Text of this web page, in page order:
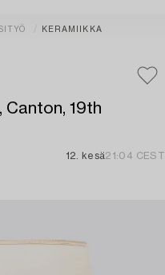
KERAMIIKKA
Canton, 19th
12. kesä21:04 CEST